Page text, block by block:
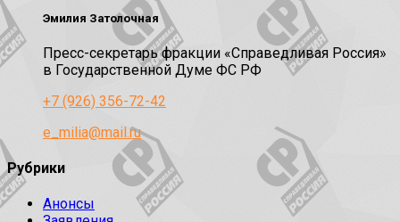
Эмилия Затолочная
Пресс-секретарь фракции «Справедливая Россия»
в Государственной Думе ФС РФ
+7 (926) 356-72-42
e_milia@mail.ru
Рубрики
Анонсы